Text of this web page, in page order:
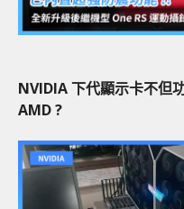
NVIDIA 下代顯示卡不但
AMD ?